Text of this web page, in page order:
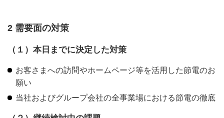
2 需要面の対策
（１）本日までに決定した対策
お客さまへの訪問やホームページ等を活用した節電のお
願い
当社およびグループ会社の全事業場における節電の徹底